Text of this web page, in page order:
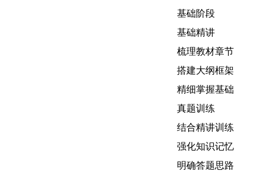
基础阶段
基础精讲
梳理教材章节
搭建大纲框架
精细掌握基础
真题训练
结合精讲训练
强化知识记忆
明确答题思路